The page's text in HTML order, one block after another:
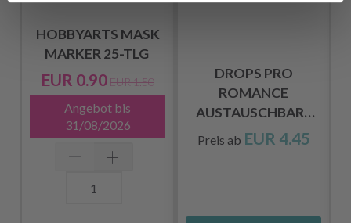
HOBBYARTS MASK
MARKER 25-TLG
EUR 0.90EUR 1.50
Angebot bis
31/08/2026
DROPS PRO
ROMANCE
AUSTAUSCHBARE
RUNDSTRICKNADELN
Preis ab EUR 4.45